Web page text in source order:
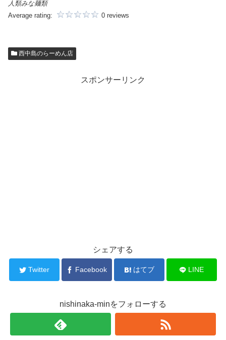
人類みな麺類
Average rating:
0 reviews
西中島のらーめん店
スポンサーリンク
シェアする
Twitter Facebook はてブ LINE
nishinaka-minをフォローする